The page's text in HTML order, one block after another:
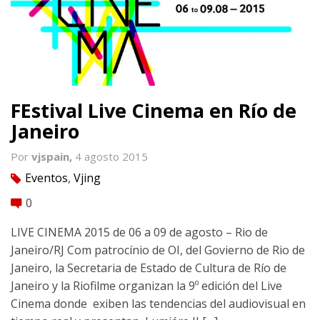
FEstival Live Cinema en Río de
Janeiro
Por vjspain, 4 agosto 2015
tag Eventos, Vjing
comment 0
LIVE CINEMA 2015 de 06 a 09 de agosto – Rio de
Janeiro/RJ Com patrocínio de OI, del Govierno de Rio de
Janeiro, la Secretaria de Estado de Cultura de Río de
Janeiro y la Riofilme organizan la 9º edición del Live
Cinema donde exiben las tendencias del audiovisual en